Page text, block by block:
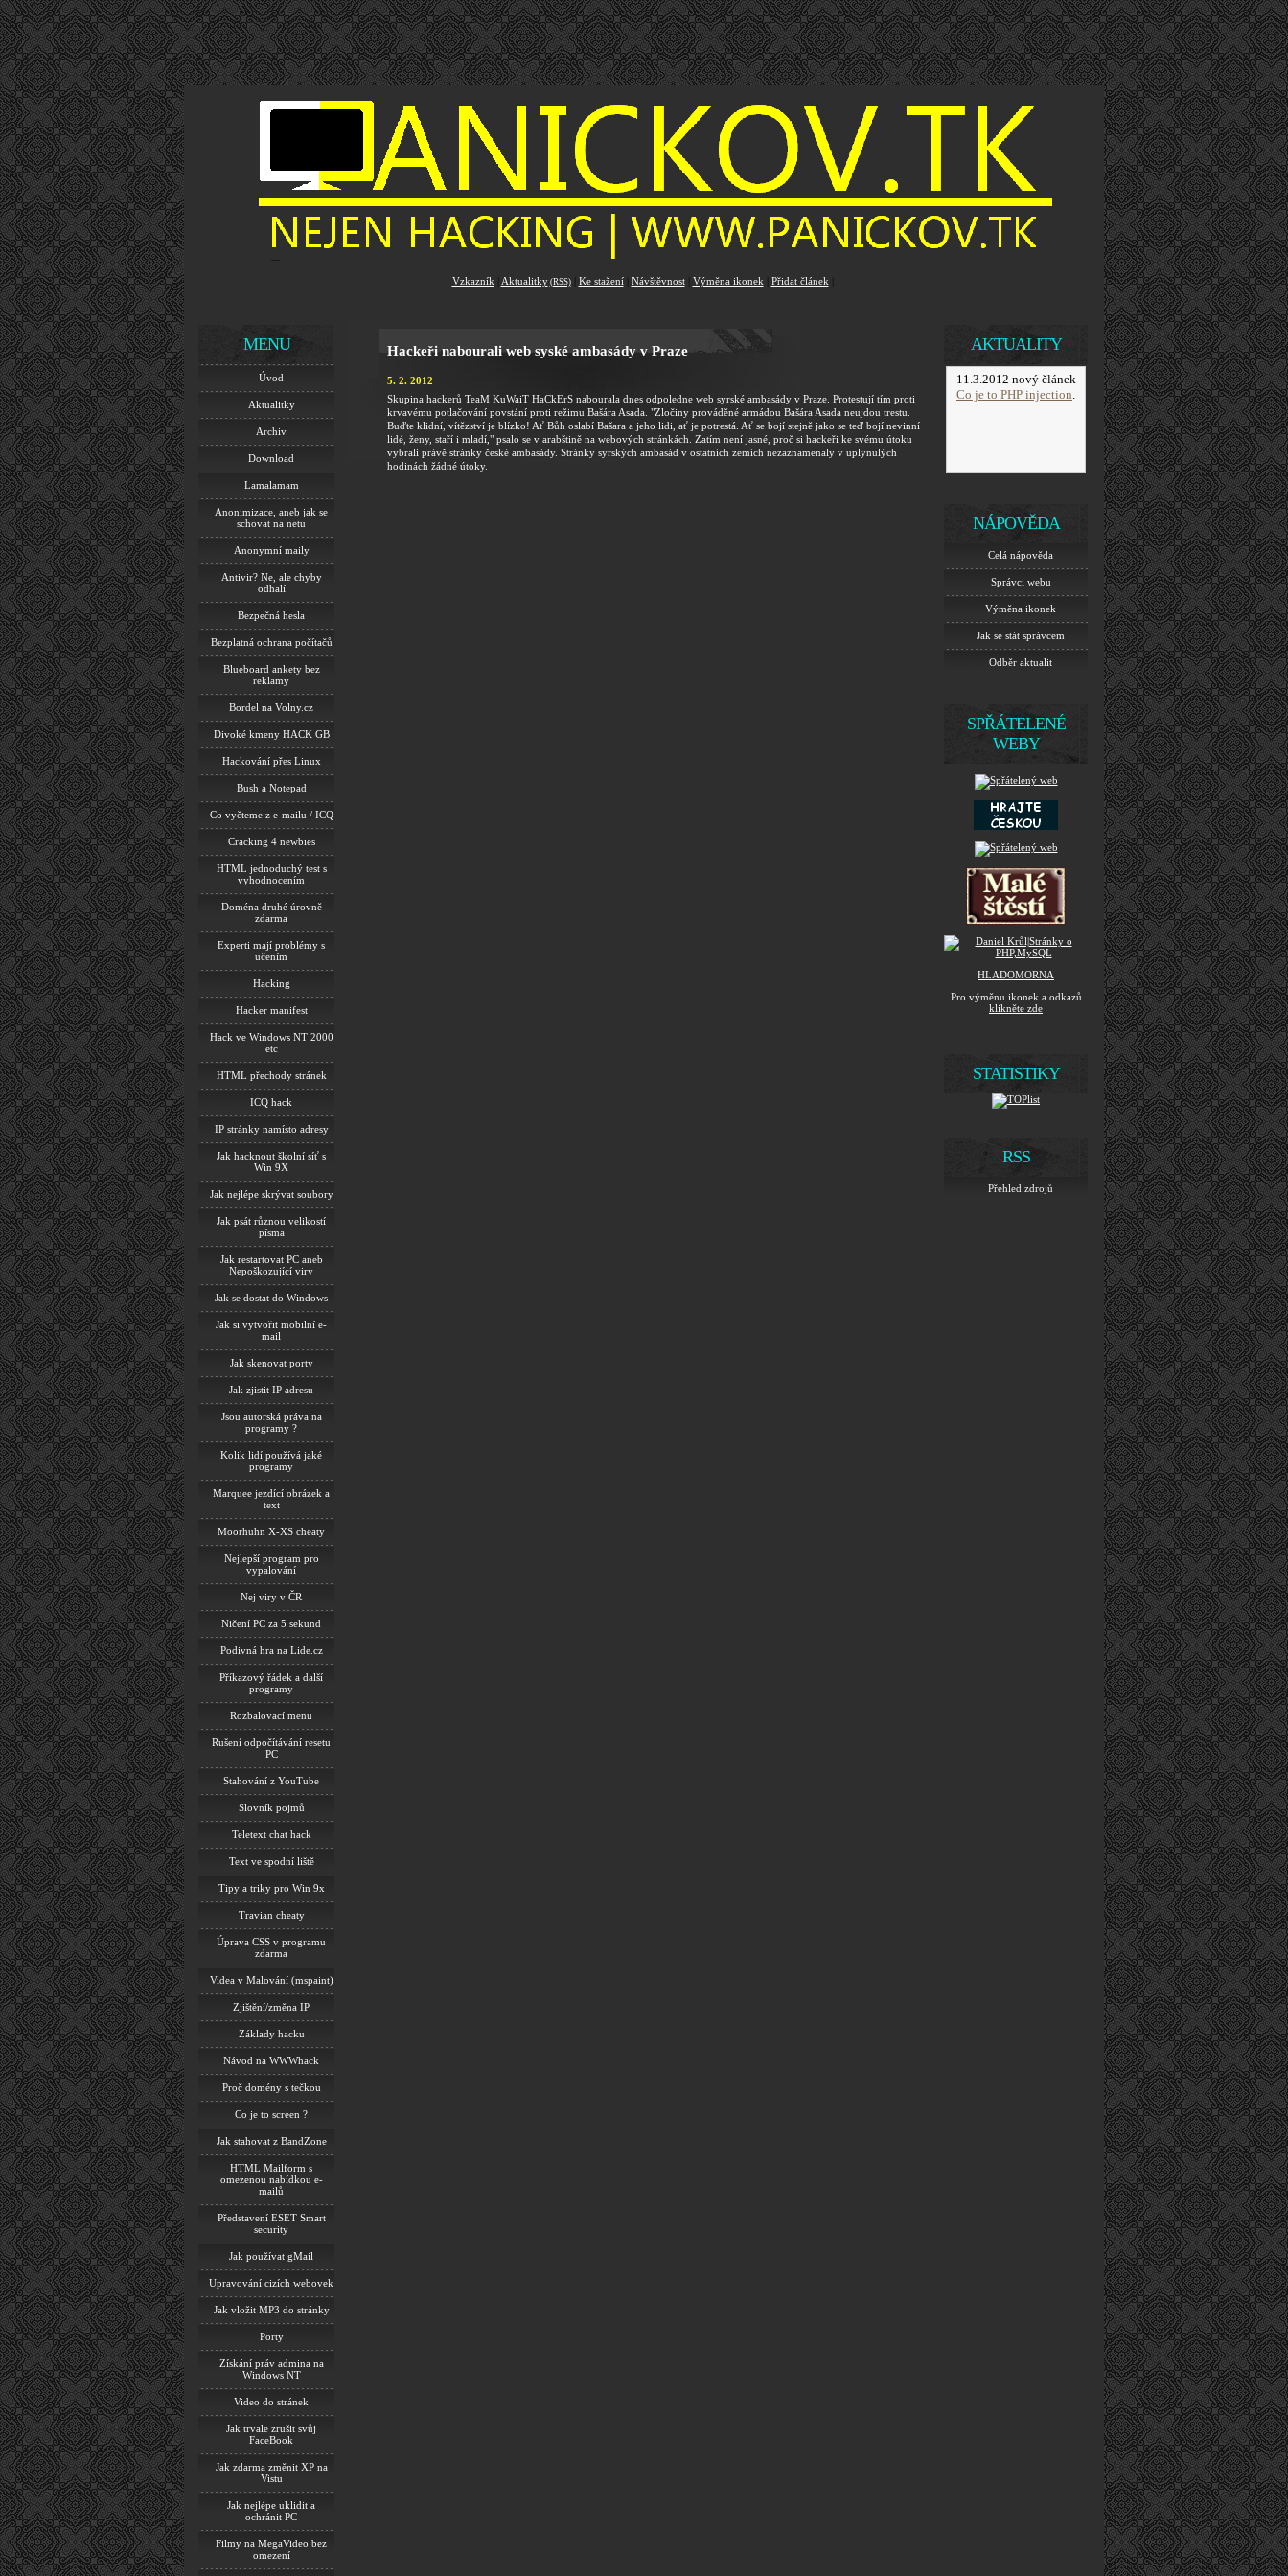
Vzkazník Aktualitky (RSS)| Ke stažení| Návštěvnost| Výměna ikonek Přidat článek
MENU
Úvod
Aktualitky
Archiv
Download
Lamalamam
Anonimizace, aneb jak se
schovat na netu
Anonymní maily
Antivir? Ne, ale chyby
odhalí
Bezpečná hesla
Bezplatná ochrana počítačů
Blueboard ankety bez
reklamy
Bordel na Volny.cz
Divoké kmeny HACK GB
Hackování přes Linux
Bush a Notepad
Co vyčteme z e-mailu / ICQ
Cracking 4 newbies
HTML jednoduchý test s
vyhodnocením
Doména druhé úrovně
zdarma
Experti mají problémy s
učením
Hacking
Hacker manifest
Hack ve Windows NT 2000
etc
HTML přechody stránek
ICQ hack
IP stránky namísto adresy
Jak hacknout školní síť s
Win 9X
Jak nejlépe skrývat soubory
Jak psát různou velikostí
písma
Jak restartovat PC aneb
Nepoškozující viry
Jak se dostat do Windows
Jak si vytvořit mobilní e-
mail
Jak skenovat porty
Jak zjistit IP adresu
Jsou autorská práva na
programy ?
Kolik lidí používá jaké
programy
Marquee jezdící obrázek a
text
Moorhuhn X-XS cheaty
Nejlepší program pro
vypalování
Nej viry v ČR
Ničení PC za 5 sekund
Podivná hra na Lide.cz
Příkazový řádek a další
programy
Rozbalovací menu
Rušení odpočítávání resetu
PC
Stahování z YouTube
Slovník pojmů
Teletext chat hack
Text ve spodní liště
Tipy a triky pro Win 9x
Travian cheaty
Úprava CSS v programu
zdarma
Videa v Malování (mspaint)
Zjištění/změna IP
Základy hacku
Návod na WWWhack
Proč domény s tečkou
Co je to screen ?
Jak stahovat z BandZone
HTML Mailform s
omezenou nabídkou e-
mailů
Představení ESET Smart
security
Jak používat gMail
Upravování cizích webovek
Jak vložit MP3 do stránky
Porty
Získání práv admina na
Windows NT
Video do stránek
Jak trvale zrušit svůj
FaceBook
Jak zdarma změnit XP na
Vistu
Jak nejlépe uklidit a
ochránit PC
Filmy na MegaVideo bez
omezení
AKTUALITY
11.3.2012 nový článek
Co je to PHP injection.
NÁPOVĚDA
Celá nápověda
Správci webu
Výměna ikonek
Jak se stát správcem
Odběr aktualit
SPŘÁTELENÉ
WEBY
HLADOMORNA
Pro výměnu ikonek a odkazů
klikněte zde
STATISTIKY
RSS
Přehled zdrojů
Hackeři nabourali web syské ambasády v Praze
5. 2. 2012
Skupina hackerů TeaM KuWaiT HaCkErS nabourala dnes odpoledne web syrské ambasády v Praze. Protestují tím proti
krvavému potlačování povstání proti režimu Bašára Asada. "Zločiny prováděné armádou Bašára Asada neujdou trestu.
Buďte klidní, vítězství je blízko! Ať Bůh oslabí Bašara a jeho lidi, ať je potrestá. Ať se bojí stejně jako se teď bojí nevinní
lidé, ženy, staří i mladí," psalo se v arabštině na webových stránkách. Zatím není jasné, proč si hackeři ke svému útoku
vybrali právě stránky české ambasády. Stránky syrských ambasád v ostatních zemích nezaznamenaly v uplynulých
hodinách žádné útoky.